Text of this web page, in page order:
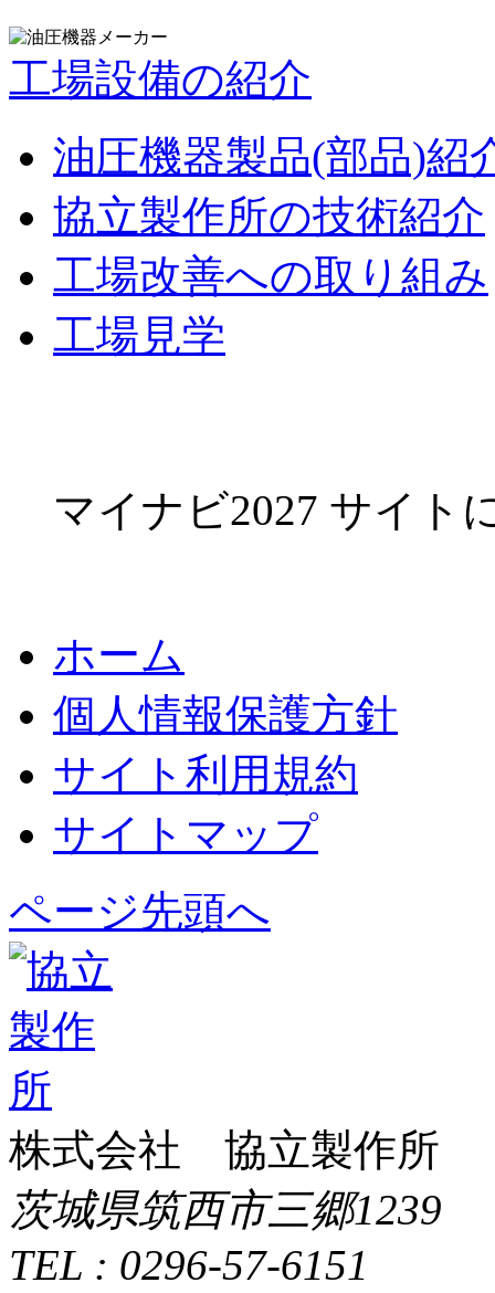
工場設備の紹介
油圧機器製品(部品)紹
協立製作所の技術紹介
工場改善への取り組み
工場見学
マイナビ2027 サイト
ホーム
個人情報保護方針
サイト利用規約
サイトマップ
ページ先頭へ
株式会社 協立製作所
茨城県筑西市三郷1239
TEL : 0296-57-6151